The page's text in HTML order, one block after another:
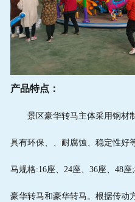
产品特点：
景区豪华转马主体采用钢材
具有环保、、耐腐蚀、稳定性好
马规格:16座、24座、36座、48
豪华转马和豪华转马。根据传动